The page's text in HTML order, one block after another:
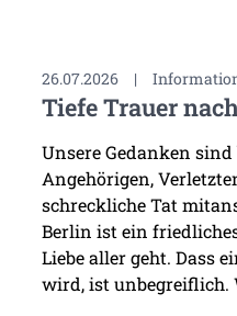
26.07.2026 |
Tiefe Trauer
Unsere Gedanken sind
Angehörigen,
schreckliche Tat
Berlin ist ein
Liebe aller geht. Dass
wird, ist unbegreiflich.